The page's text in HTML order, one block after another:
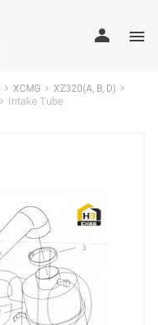
XCMG
XZ320(A, B, D)
Intake Tube